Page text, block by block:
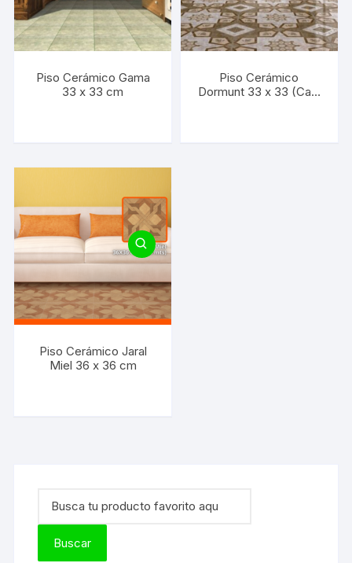
Piso Cerámico Gama
33 x 33 cm
Piso Cerámico
Dormunt 33 x 33 (Caja
Piso Cerámico Jaral
Miel 36 x 36 cm